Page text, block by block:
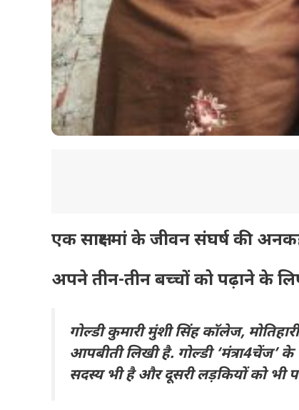
एक साक्षर मां के जीवन संघर्ष की
अपने तीन-तीन बच्चों को पढ़ाने के
गोल्डी कुमारी मुंशी सिंह कॉलेज,
आपबीती लिखी है. गोल्डी ‘मंत्रा4चेंज’
सदस्य भी है और दूसरी लड़कियों को भी